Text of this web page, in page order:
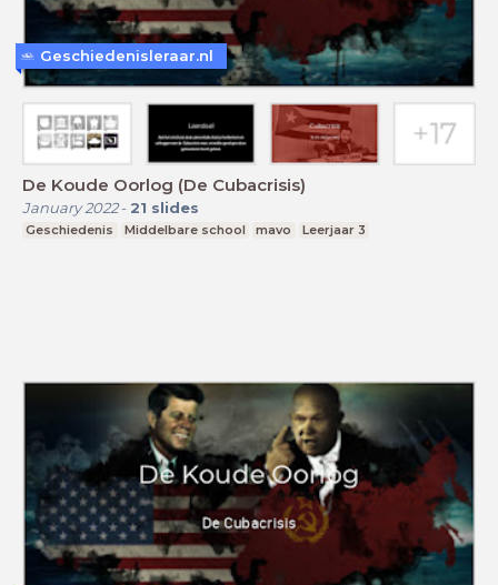
De Koude Oorlog (De Cubacrisis)
January 2022- 21 slides
Geschiedenis Middelbare school mavo Leerjaar 3
Geschiedenisleraar.nl